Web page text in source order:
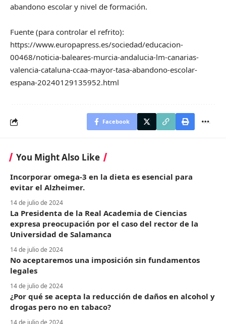
abandono escolar y nivel de formación.
Fuente (para controlar el refrito):
https://www.europapress.es/sociedad/educacion-
00468/noticia-baleares-murcia-andalucia-lm-canarias-
valencia-cataluna-ccaa-mayor-tasa-abandono-escolar-
espana-20240129135952.html
Facebook
You Might Also Like
Incorporar omega-3 en la dieta es esencial para
evitar el Alzheimer.
14 de julio de 2024
La Presidenta de la Real Academia de Ciencias
expresa preocupación por el caso del rector de la
Universidad de Salamanca
14 de julio de 2024
No aceptaremos una imposición sin fundamentos
legales
14 de julio de 2024
¿Por qué se acepta la reducción de daños en alcohol y
drogas pero no en tabaco?
14 de julio de 2024